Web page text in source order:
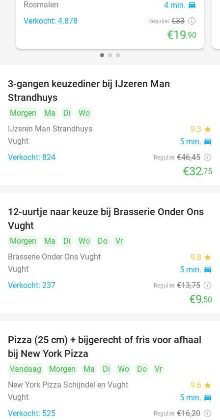
Rosmalen
4 min. directions_car
Verkocht: 4.878 Regulier €33
€19,90
3-gangen keuzediner bij IJzeren Man
Strandhuys
Morgen Ma Di
Wo
IJzeren Man Strandhuys
9.3 star
Vught 5 min. directions_car
Verkocht: 824 Regulier €46,45
€32,75
31%
12-uurtje naar keuze bij Brasserie Onder Ons
Vught
Morgen Ma Di Wo Do
Vr
Brasserie Onder Ons Vught
9.8 star
Vught 5 min. directions_car
Verkocht: 237 Regulier €13,75
€9,50
48%
Pizza (25 cm) + bijgerecht of fris voor afhaal
bij New York Pizza
Vandaag Morgen Ma Di Wo Do
Vr
New York Pizza Schijndel en Vught
9.6 star
Vught 5 min. directions_car
Verkocht: 525 Regulier €16,20